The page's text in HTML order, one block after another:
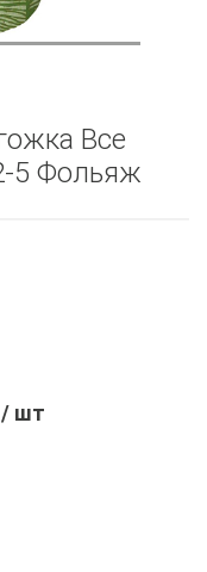
Все
5 Фольяж
/ шт